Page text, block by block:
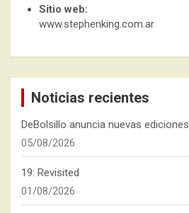
Sitio web:
www.stephenking.com.ar
Noticias recientes
DeBolsillo anuncia nuevas ediciones
05/08/2026
19: Revisited
01/08/2026